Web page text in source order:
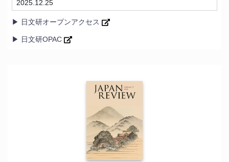
2025.12.25
▶ 日文研オープンアクセス
▶ 日文研OPAC